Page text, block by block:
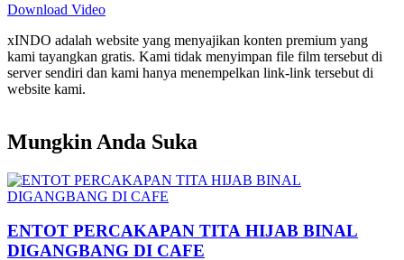
Download Video
xINDO adalah website yang menyajikan konten premium yang
kami tayangkan gratis. Kami tidak menyimpan file film tersebut di
server sendiri dan kami hanya menempelkan link-link tersebut di
website kami.
Mungkin Anda Suka
ENTOT PERCAKAPAN TITA HIJAB BINAL
DIGANGBANG DI CAFE